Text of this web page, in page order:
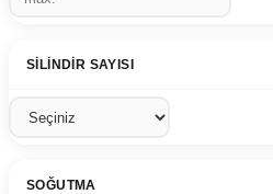
SILINDIR SAYISI
SOĞUTMA